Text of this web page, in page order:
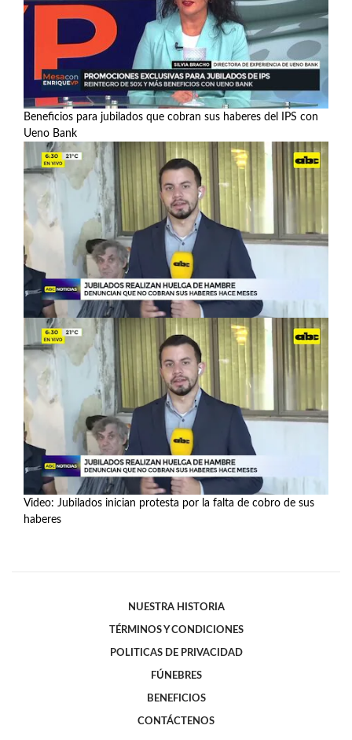
Beneficios para jubilados que cobran sus haberes del IPS con
Ueno Bank
Ver más
Video: Jubilados inician protesta por la falta de cobro de sus
haberes
NUESTRA HISTORIA
TÉRMINOS Y CONDICIONES
POLITICAS DE PRIVACIDAD
FÚNEBRES
BENEFICIOS
CONTÁCTENOS